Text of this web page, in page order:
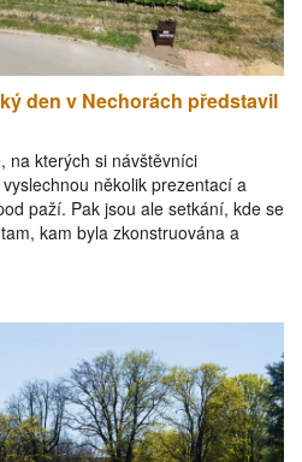
den v Nechorách představil
na kterých si návštěvníci
několik prezentací a
paží. Pak jsou ale setkání, kde se
kam byla zkonstruována a